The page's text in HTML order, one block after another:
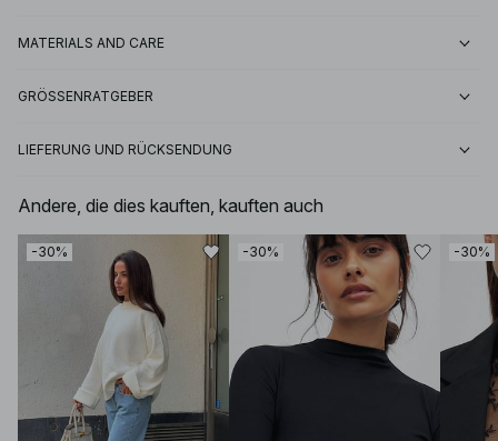
MATERIALS AND CARE
GRÖSSENRATGEBER
LIEFERUNG UND RÜCKSENDUNG
Andere, die dies kauften, kauften auch
-30% -30% -30%